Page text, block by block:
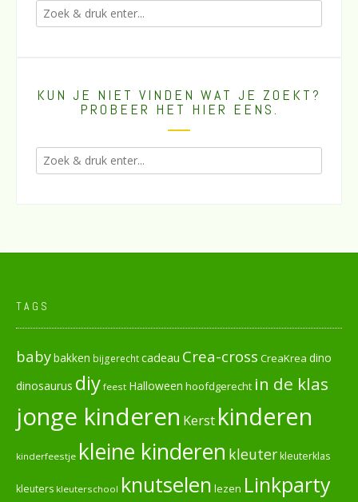
KUN JE NIET VINDEN WAT JE ZOEKT?
PROBEER HET HIER EENS.
TAGS
babybakken bijgerechtcadeau Crea-cross CreaKrea dino
dinosaurus diy feest Halloween hoofdgerecht in de klas
jonge kinderen Kerst kinderen
kinderfeestje kleine kinderen kleuterkleuterklas
kleuters kleuterschool knutselen lezen Linkparty